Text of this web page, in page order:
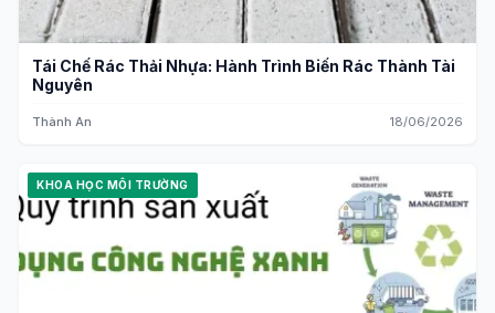
Tái Chế Rác Thải Nhựa: Hành Trình Biến Rác Thành Tài
Nguyên
Thành An 18/06/2026
KHOA HỌC MÔI TRƯỜNG